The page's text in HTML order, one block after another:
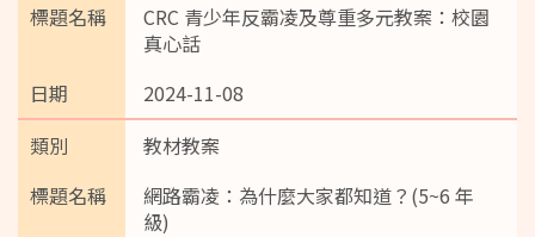
CRC 青少年反霸凌及尊重多元教案：校園
真心話
2024-11-08
教材教案
網路霸凌：為什麼大家都知道？(5~6 年
級)